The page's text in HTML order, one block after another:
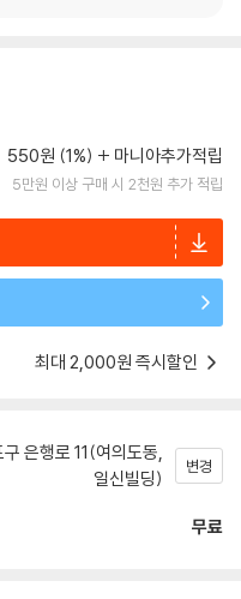
550원 (1%) 마니아추가적립
5만원 이상 구매 시 2천원 추가 적립
최대 2,000원 즉시할인
은행로 11(여의도동,
일신빌딩)
변경
무료